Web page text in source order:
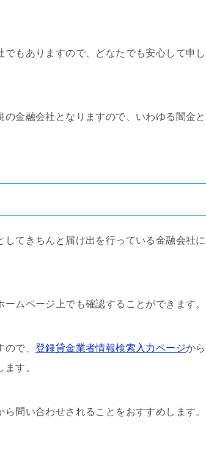
もありますので、どなたでも安心して申し
金融会社となりますので、いわゆる闇金と
てきちんと届け出を行っている金融会社に
ムページ上でも確認することができます。
で、 登録貸金業者情報検索入力ページから
す。
問い合わせされることをおすすめします。